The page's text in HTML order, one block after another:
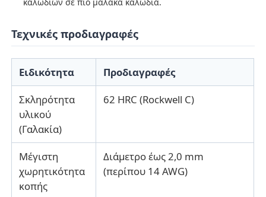
πτυχώνοντας πένσες
Ελκονικές πέντες
Εργαλεία με ηλιακή ακτινοβολία
Πένσες αιφνιδιαστικών δαχτυλιδιών
Σφραγίδες για τις αρθρώσεις των αυλών
Τεχνικές προδιαγραφές
Ειδικότητα
Προδιαγραφές
Σκληρότητα
υλικού
(Γαλακία)
62 HRC (Rockwell C)
Μέγιστη
χωρητικότητα
κοπής
Διάμετρο έως 2,0 mm
(περίπου 14 AWG)